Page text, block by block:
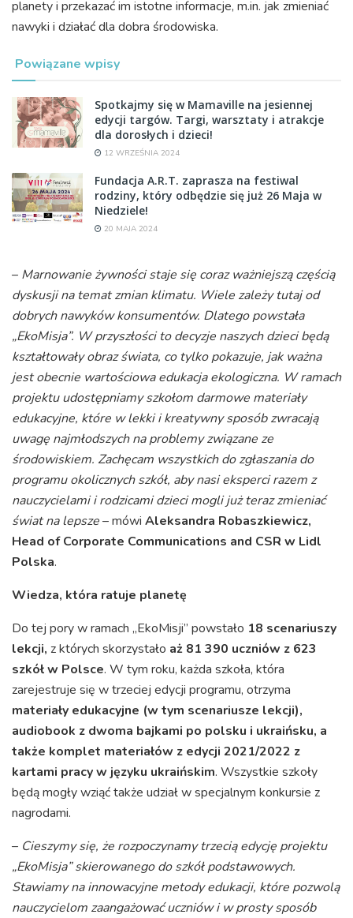
planety i przekazać im istotne informacje, m.in. jak zmieniać
nawyki i działać dla dobra środowiska.
Powiązane wpisy
Spotkajmy się w Mamaville na jesiennej
edycji targów. Targi, warsztaty i atrakcje
dla dorosłych i dzieci!
12 WRZEŚNIA 2024
Fundacja A.R.T. zaprasza na festiwal
rodziny, który odbędzie się już 26 Maja w
Niedziele!
20 MAJA 2024
– Marnowanie żywności staje się coraz ważniejszą częścią
dyskusji na temat zmian klimatu. Wiele zależy tutaj od
dobrych nawyków konsumentów. Dlatego powstała
„EkoMisja”. W przyszłości to decyzje naszych dzieci będą
kształtowały obraz świata, co tylko pokazuje, jak ważna
jest obecnie wartościowa edukacja ekologiczna. W ramach
projektu udostępniamy szkołom darmowe materiały
edukacyjne, które w lekki i kreatywny sposób zwracają
uwagę najmłodszych na problemy związane ze
środowiskiem. Zachęcam wszystkich do zgłaszania do
programu okolicznych szkół, aby nasi eksperci razem z
nauczycielami i rodzicami dzieci mogli już teraz zmieniać
świat na lepsze– mówi Aleksandra Robaszkiewicz,
Head of Corporate Communications and CSR w Lidl
Polska.
Wiedza, która ratuje planetę
Do tej pory w ramach „EkoMisji” powstało 18 scenariuszy
lekcji, z których skorzystało aż 81 390 uczniów z 623
szkół w Polsce. W tym roku, każda szkoła, która
zarejestruje się w trzeciej edycji programu, otrzyma
materiały edukacyjne (w tym scenariusze lekcji),
audiobook z dwoma bajkami po polsku i ukraińsku, a
także komplet materiałów z edycji 2021/2022 z
kartami pracy w języku ukraińskim. Wszystkie szkoły
będą mogły wziąć także udział w specjalnym konkursie z
nagrodami.
– Cieszymy się, że rozpoczynamy trzecią edycję projektu
„EkoMisja” skierowanego do szkół podstawowych.
Stawiamy na innowacyjne metody edukacji, które pozwolą
nauczycielom zaangażować uczniów i w prosty sposób